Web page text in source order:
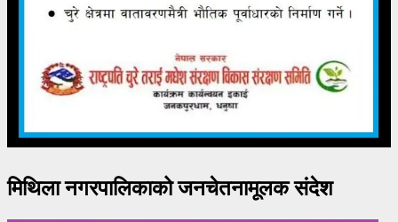
मिथिला नगरपालिकाको जनचेतनामूलक संदेश